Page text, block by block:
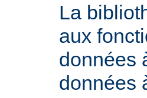
La
aux
données
données